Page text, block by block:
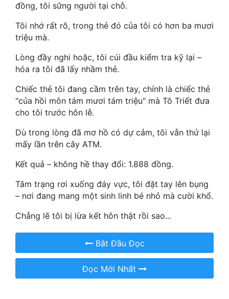
Huyền Huyễn
Huyền Nghi
Huyền Ảo
Hài Hước
Hệ Thống
Học Đường
Khoa Huyễn
Kiếm Hiệp
Kỳ Huyễn
Linh Dị
Làm Giàu
đồng, tôi sững người tại chỗ.
Tôi nhớ rất rõ, trong thẻ đó của tôi có hơn ba mươi
triệu mà.
Lòng đầy nghi hoặc, tôi cúi đầu kiểm tra kỹ lại –
hóa ra tôi đã lấy nhầm thẻ.
Chiếc thẻ tôi đang cầm trên tay, chính là chiếc thẻ
"của hồi môn tám mươi tám triệu" mà Tô Triết đưa
cho tôi trước hôn lễ.
Dù trong lòng đã mơ hồ có dự cảm, tôi vẫn thử lại
mấy lần trên cây ATM.
Kết quả – không hề thay đổi: 1.888 đồng.
Tâm trạng rơi xuống đáy vực, tôi đặt tay lên bụng
– nơi đang mang một sinh linh bé nhỏ mà cười khổ.
Chẳng lẽ tôi bị lừa kết hôn thật rồi sao...
Bắt Đầu Đọc
Đọc Mới Nhất